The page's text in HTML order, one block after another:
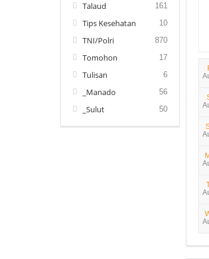
Talaud 161
Tips Kesehatan 10
TNI/Polri 870
Tomohon 17
Tulisan 6
_Manado 56
_Sulut 50